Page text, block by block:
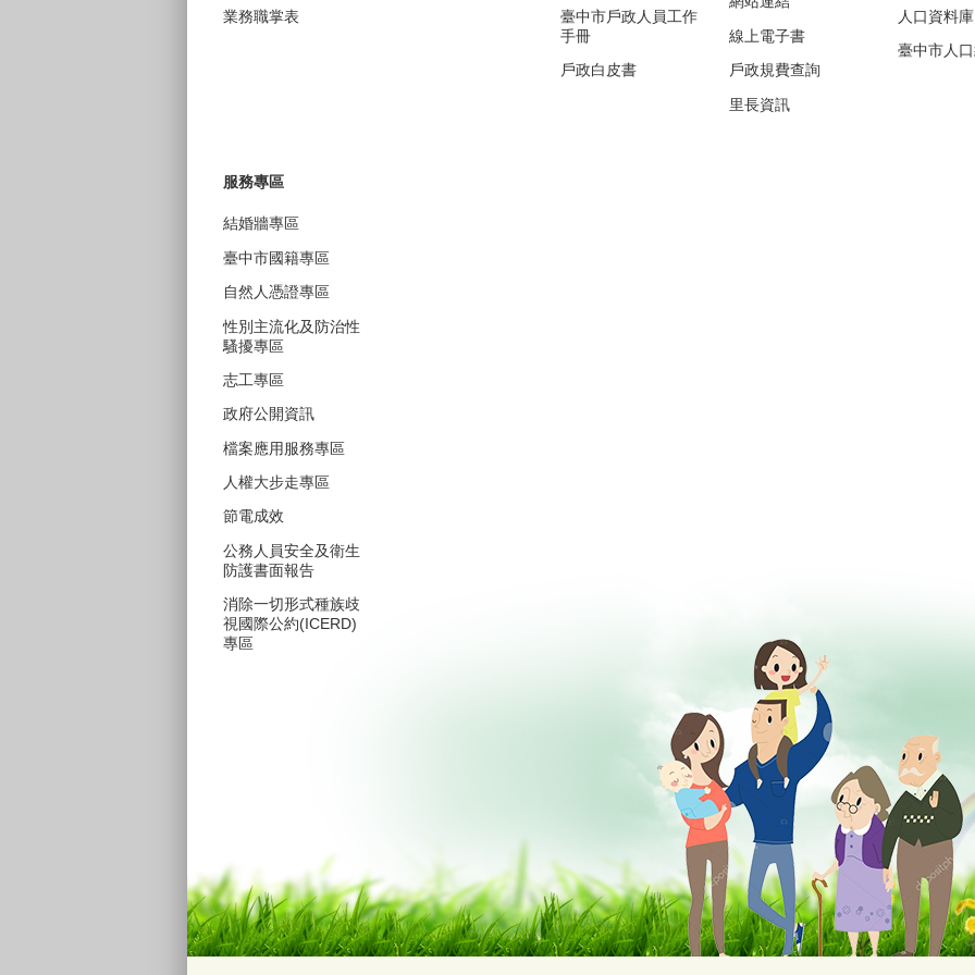
業務職掌表
臺中市戶政人員工作
手冊
戶政白皮書
線上電子書
戶政規費查詢
里長資訊
人口資料庫
臺中市人
服務專區
結婚牆專區
臺中市國籍專區
自然人憑證專區
性別主流化及防治性
騷擾專區
志工專區
政府公開資訊
檔案應用服務專區
人權大步走專區
節電成效
公務人員安全及衛生
防護書面報告
消除一切形式種族歧
視國際公約(ICERD)
專區